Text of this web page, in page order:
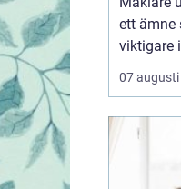
ett ämne
viktigare
som
lockar
erfarna
07